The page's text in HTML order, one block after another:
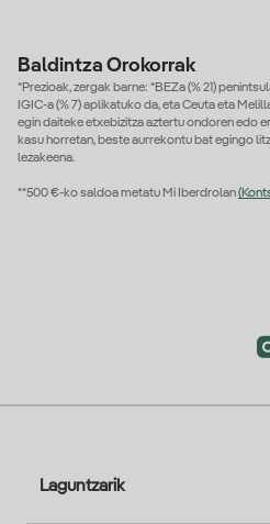
Baldintza Orokorrak
*Prezioak, zergak barne: *BEZa (% 21)
IGIC-a (% 7) aplikatuko da, eta Ceuta eta
egin daiteke etxebizitza aztertu ondoren edo
kasu horretan, beste aurrekontu bat egingo
lezakeena.
**500 €-ko saldoa metatu Mi Iberdrolan
Laguntzarik